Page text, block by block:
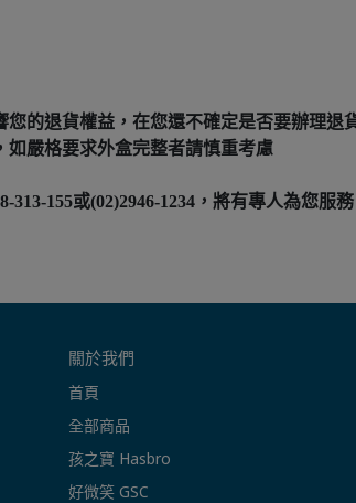
的退貨權益，在您還不確定是否要辦理退
嚴格要求外盒完整者請慎重考慮
155或(02)2946-1234，將有專人為您服務
關於我們
首頁
全部商品
孩之寶 Hasbro
好微笑 GSC